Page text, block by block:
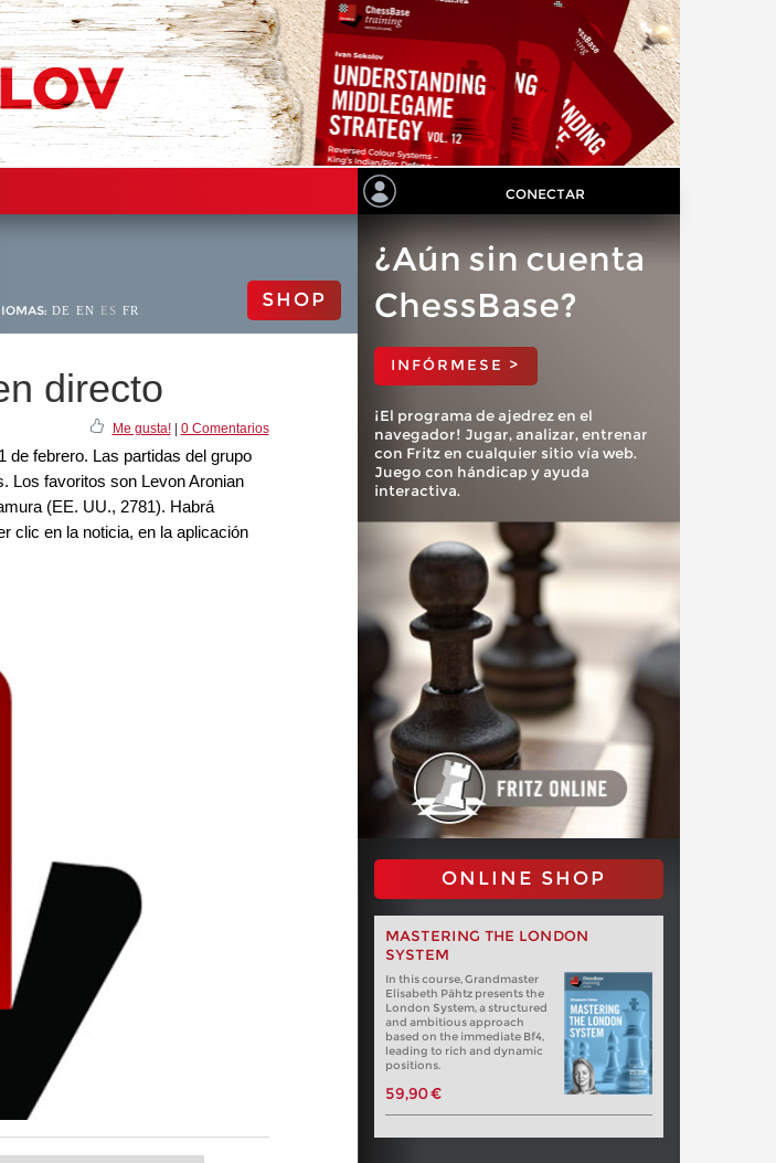
CONECTAR
DE EN ES FR SHOP
directo
Me gusta!| 0 Comentarios
de febrero. Las partidas del grupo
Los favoritos son Levon Aronian
(EE. UU., 2781). Habrá
clic en la noticia, en la aplicación
¿Aún sin cuenta
ChessBase?
INFÓRMESE >
¡El programa de ajedrez en el
navegador! Jugar, analizar, entrenar
con Fritz en cualquier sitio vía web.
Juego con hándicap y ayuda
interactiva.
ONLINE SHOP
MASTERING THE LONDON
SYSTEM
In this course, Grandmaster
Elisabeth Pähtz presents the
London System, a structured
and ambitious approach
based on the immediate Bf4,
leading to rich and dynamic
positions.
59,90 €